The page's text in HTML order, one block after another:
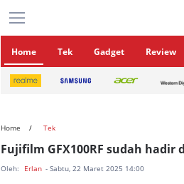
Home Tek Gadget Review
Home Tek
Fujifilm GFX100RF sudah hadir
Oleh: Erlan - Sabtu, 22 Maret 2025 14:00